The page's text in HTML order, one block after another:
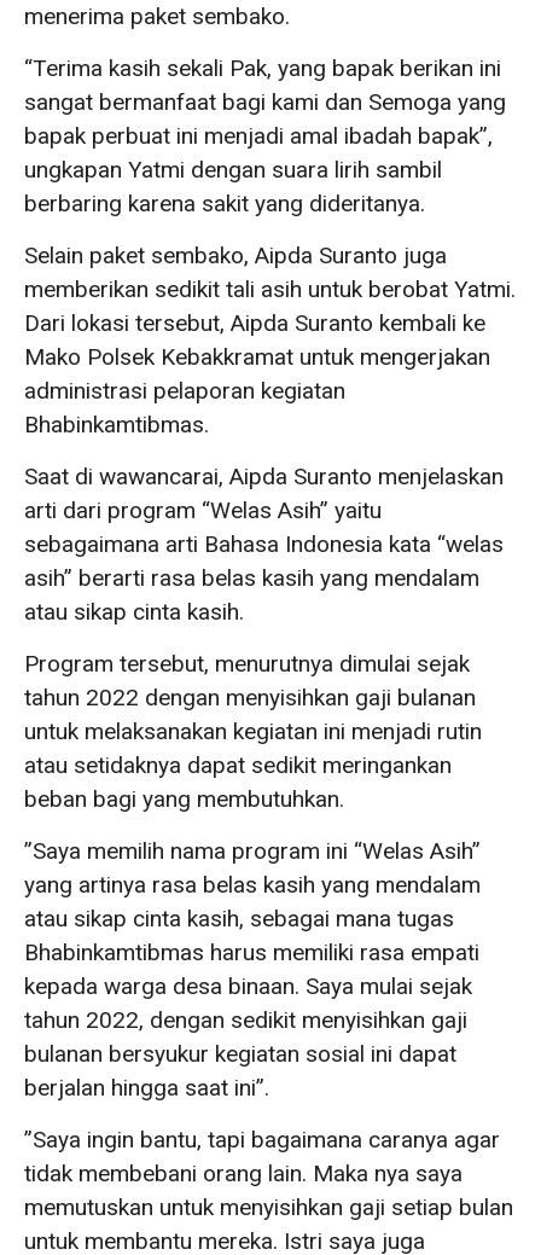
menerima paket sembako.
“Terima kasih sekali Pak, yang bapak berikan ini
sangat bermanfaat bagi kami dan Semoga yang
bapak perbuat ini menjadi amal ibadah bapak”,
ungkapan Yatmi dengan suara lirih sambil
berbaring karena sakit yang dideritanya.
Selain paket sembako, Aipda Suranto juga
memberikan sedikit tali asih untuk berobat Yatmi.
Dari lokasi tersebut, Aipda Suranto kembali ke
Mako Polsek Kebakkramat untuk mengerjakan
administrasi pelaporan kegiatan
Bhabinkamtibmas.
Saat di wawancarai, Aipda Suranto menjelaskan
arti dari program “Welas Asih” yaitu
sebagaimana arti Bahasa Indonesia kata “welas
asih” berarti rasa belas kasih yang mendalam
atau sikap cinta kasih.
Program tersebut, menurutnya dimulai sejak
tahun 2022 dengan menyisihkan gaji bulanan
untuk melaksanakan kegiatan ini menjadi rutin
atau setidaknya dapat sedikit meringankan
beban bagi yang membutuhkan.
”Saya memilih nama program ini “Welas Asih”
yang artinya rasa belas kasih yang mendalam
atau sikap cinta kasih, sebagai mana tugas
Bhabinkamtibmas harus memiliki rasa empati
kepada warga desa binaan. Saya mulai sejak
tahun 2022, dengan sedikit menyisihkan gaji
bulanan bersyukur kegiatan sosial ini dapat
berjalan hingga saat ini”.
”Saya ingin bantu, tapi bagaimana caranya agar
tidak membebani orang lain. Maka nya saya
memutuskan untuk menyisihkan gaji setiap bulan
untuk membantu mereka. Istri saya juga